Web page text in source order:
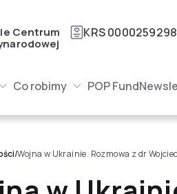
Centrum
KRS0000259298
Co robimySubmenu POP Fund
/Wojna w Ukrainie. Rozmowa z dr